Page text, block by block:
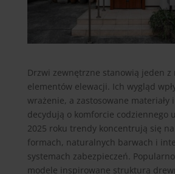
Drzwi zewnętrzne stanowią jeden z
elementów elewacji. Ich wygląd
wrażenie, a zastosowane materiały
decydują o komforcie codziennego
2025 roku trendy koncentrują się
formach, naturalnych barwach i
systemach zabezpieczeń.
modele inspirowane strukturą